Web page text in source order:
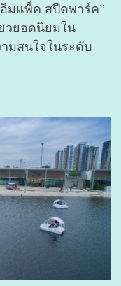
มแพ็ค สปีดพาร์ค”
วยอดนิยมใน
มสนใจในระดับ